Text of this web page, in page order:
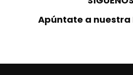
Apúntate a nuestra